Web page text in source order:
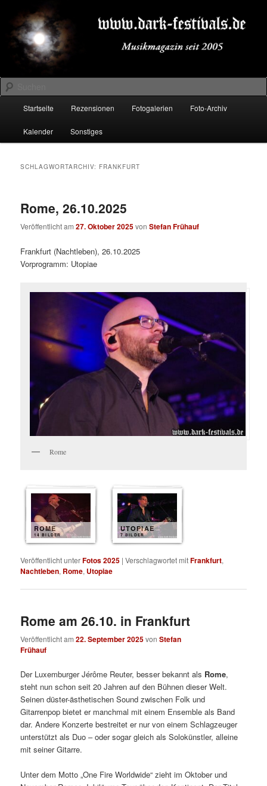
primären
Inhalt
springen
sekundären
Inhalt
springenDARK-FESTIVALS.DE
Suchen
Startseite Rezensionen Fotogalerien Foto-Archiv
Kalender Sonstiges
SCHLAGWORTARCHIV: FRANKFURT
Rome, 26.10.2025
Veröffentlicht am27. Oktober 2025vonStefan Frühauf
Frankfurt (Nachtleben), 26.10.2025
Vorprogramm: Utopiae
Rome
ROME
14 BILDER
UTOPIAE
7 BILDER
Veröffentlicht unterFotos 2025 |Verschlagwortet mitFrankfurt,
Nachtleben, Rome, Utopiae
Rome am 26.10. in Frankfurt
Veröffentlicht am22. September 2025vonStefan
Frühauf
Der Luxemburger Jérôme Reuter, besser bekannt als Rome,
steht nun schon seit 20 Jahren auf den Bühnen dieser Welt.
Seinen düster-ästhetischen Sound zwischen Folk und
Gitarrenpop bietet er manchmal mit einem Ensemble als Band
dar. Andere Konzerte bestreitet er nur von einem Schlagzeuger
unterstützt als Duo – oder sogar gleich als Solokünstler, alleine
mit seiner Gitarre.
Unter dem Motto „One Fire Worldwide“ zieht im Oktober und